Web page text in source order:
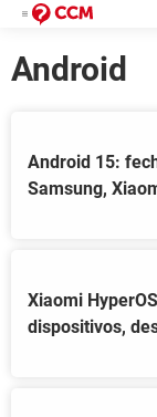
Android
Android 15:
Samsung,
Xiaomi
dispositivos,